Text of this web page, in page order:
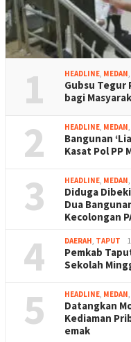
1 HEADLINE, MEDAN,
Gubsu Tegur
bagi
2 HEADLINE, MEDAN,
Bangunan
Kasat Pol PP
3 HEADLINE, MEDAN,
Diduga
Dua
Kecolongan
4 DAERAH, TAPUT
Pemkab
Sekolah
5 HEADLINE, MEDAN,
Datangkan
Kediaman
emak